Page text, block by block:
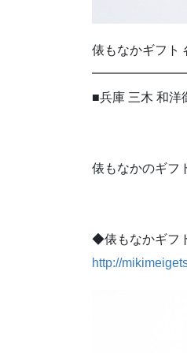
俵もなかギフト
■兵庫 三木 和洋
俵もなかのギフ
◆俵もなかギフ
http://